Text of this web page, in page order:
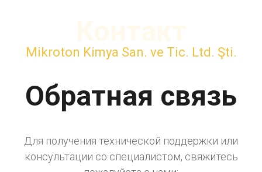
Mikroton Kimya San. ve Tic. Ltd. Şti.
Обратная связь
Для получения технической поддержки или
консультации со специалистом, свяжитесь